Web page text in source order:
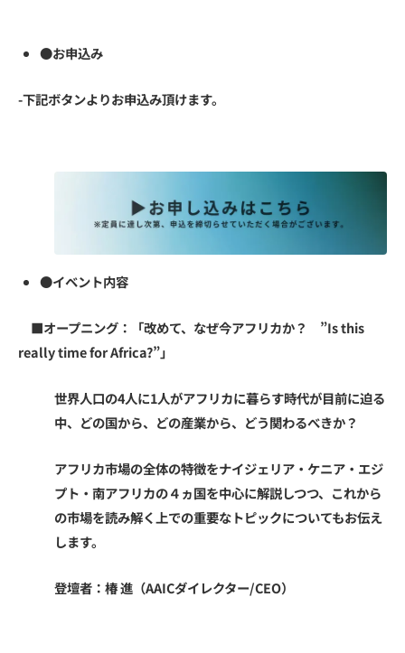
●お申込み
-下記ボタンよりお申込み頂けます。
●イベント内容
■オープニング：「改めて、なぜ今アフリカか？ ”Is this
really time for Africa?”」
世界人口の4人に1人がアフリカに暮らす時代が目前に迫る
中、どの国から、どの産業から、どう関わるべきか？
アフリカ市場の全体の特徴をナイジェリア・ケニア・エジ
プト・南アフリカの４ヵ国を中心に解説しつつ、これから
の市場を読み解く上での重要なトピックについてもお伝え
します。
登壇者：椿 進（AAICダイレクター/CEO）